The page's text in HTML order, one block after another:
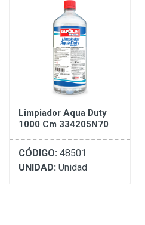
Limpiador Aqua Duty
1000 Cm 334205N70
CÓDIGO: 48501
UNIDAD: Unidad